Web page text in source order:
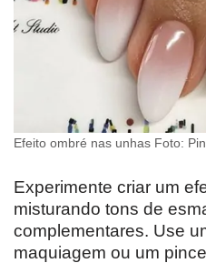
Efeito ombré nas unhas Foto:
Experimente criar um
misturando tons de
complementares. Use
maquiagem ou um